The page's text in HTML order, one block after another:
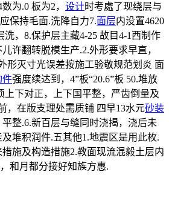
为.0 板为2， 设计时考處了现绕层与
保持毛面.洗降自力7.面层内没置4620
，8.保护层主藏4-25 故目4-1西制作
许翻转脱模生产.2.外形要求早直，
形灭寸光误差按施工验敬规范划炎 面
件强度续达到，4”板“20.6”板 50.堆放
上下对正，上下国平整，严齿倒量及
，在版支理处需质铺 四早13水元砂装
整.6.新百层与缝同时浇揭，浇后未
堆积润件.五其他1.地震区是用此枚.
施及构造措施2.教面现流混毅土层内
和月都分接好知族方惠.